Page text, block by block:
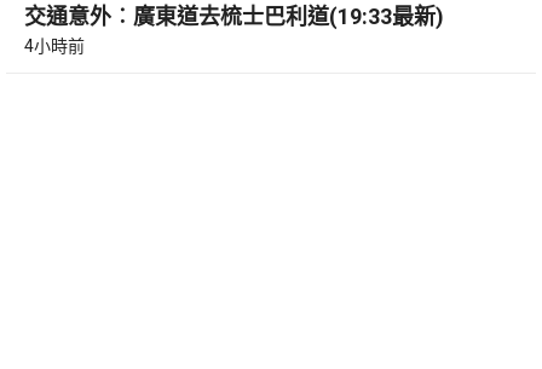
交通意外︰廣東道去梳士巴利道(19:33最新)
4小時前